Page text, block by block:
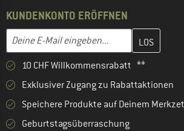
KUNDENKONTO ERÖFFNEN
E-Mail-Adresse
Gib hier deine E-Mail-Adresse ein und
10 CHF Willkommensrabatt **
Exklusiver Zugang zu Rabattaktionen
Speichere Produkte auf Deinem
Geburtstagsüberraschung